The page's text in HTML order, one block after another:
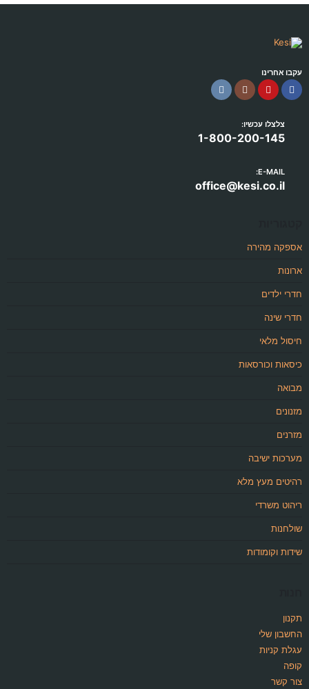
עקבו אחרינו
צלצלו עכשיו:
1-800-200-145
E-MAIL:
office@kesi.co.il
אספקה מהירה
ארונות
חדרי ילדים
חדרי שינה
חיסול מלאי
כיסאות וכורסאות
מבואה
מזנונים
מזרנים
מערכות ישיבה
רהיטים מעץ מלא
ריהוט משרדי
שולחנות
שידות וקומודות
תקנון
החשבון שלי
עגלת קניות
קופה
צור קשר